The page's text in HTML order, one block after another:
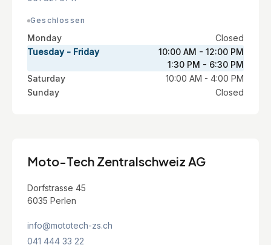
Geschlossen
Monday
Closed
Tuesday - Friday
10:00 AM - 12:00 PM
1:30 PM - 6:30 PM
Saturday
10:00 AM - 4:00 PM
Sunday
Closed
Moto-Tech Zentralschweiz AG
Dorfstrasse 45
6035 Perlen
info@mototech-zs.ch
041 444 33 22